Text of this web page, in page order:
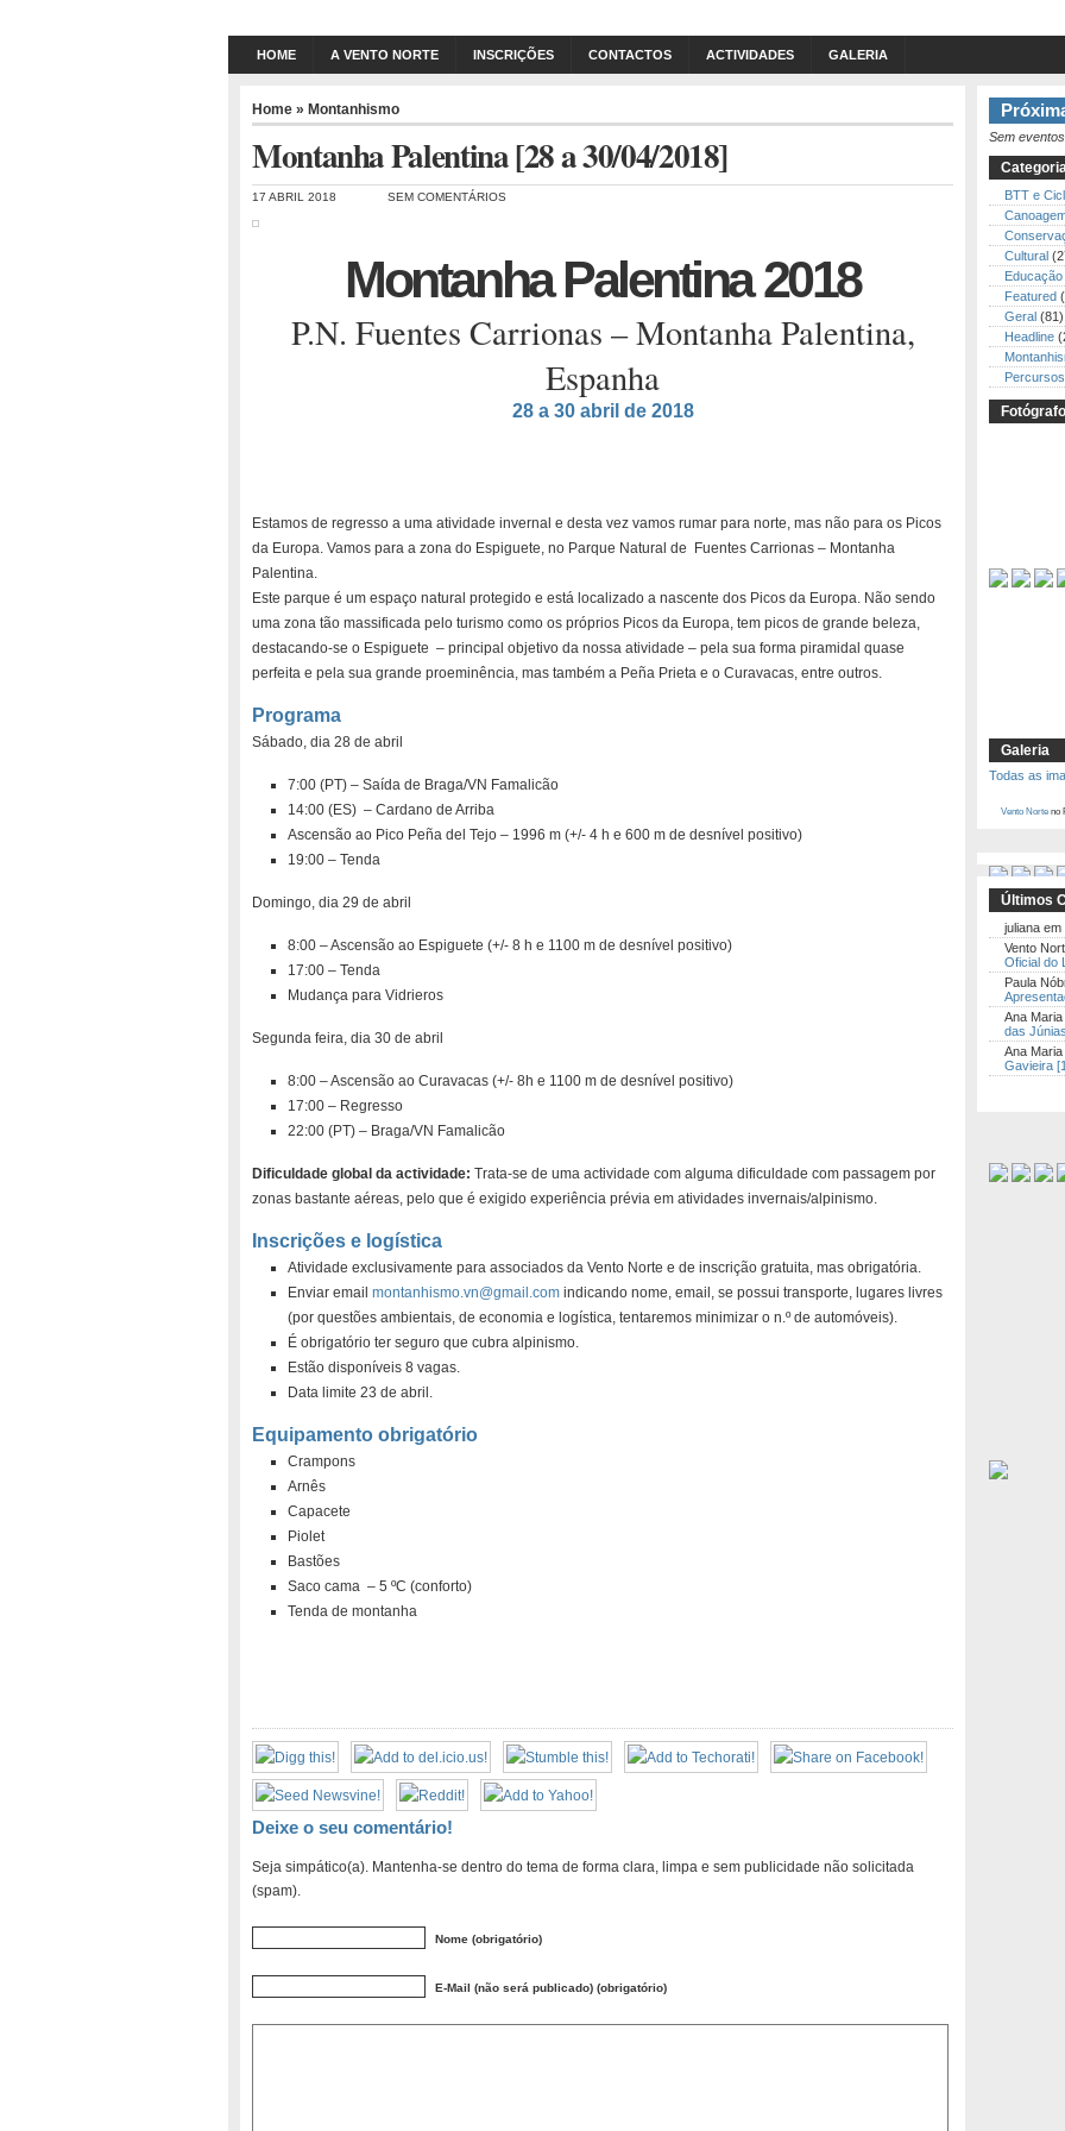
HOME A VENTO NORTE INSCRIÇÕES CONTACTOS ACTIVIDADES GALERIA
Home » Montanhismo
Montanha Palentina [28 a 30/04/2018]
17 ABRIL 2018 SEM COMENTÁRIOS
Montanha Palentina 2018
P.N. Fuentes Carrionas – Montanha Palentina,
Espanha
28 a 30 abril de 2018
Estamos de regresso a uma atividade invernal e desta vez vamos rumar para norte, mas não para os Picos
da Europa. Vamos para a zona do Espiguete, no Parque Natural de Fuentes Carrionas – Montanha
Palentina.
Este parque é um espaço natural protegido e está localizado a nascente dos Picos da Europa. Não sendo
uma zona tão massificada pelo turismo como os próprios Picos da Europa, tem picos de grande beleza,
destacando-se o Espiguete – principal objetivo da nossa atividade – pela sua forma piramidal quase
perfeita e pela sua grande proeminência, mas também a Peña Prieta e o Curavacas, entre outros.
Programa
Sábado, dia 28 de abril
7:00 (PT) – Saída de Braga/VN Famalicão
14:00 (ES) – Cardano de Arriba
Ascensão ao Pico Peña del Tejo – 1996 m (+/- 4 h e 600 m de desnível positivo)
19:00 – Tenda
Domingo, dia 29 de abril
8:00 – Ascensão ao Espiguete (+/- 8 h e 1100 m de desnível positivo)
17:00 – Tenda
Mudança para Vidrieros
Segunda feira, dia 30 de abril
8:00 – Ascensão ao Curavacas (+/- 8h e 1100 m de desnível positivo)
17:00 – Regresso
22:00 (PT) – Braga/VN Famalicão
Dificuldade global da actividade: Trata-se de uma actividade com alguma dificuldade com passagem por
zonas bastante aéreas, pelo que é exigido experiência prévia em atividades invernais/alpinismo.
Inscrições e logística
Atividade exclusivamente para associados da Vento Norte e de inscrição gratuita, mas obrigatória.
Enviar email montanhismo.vn@gmail.com indicando nome, email, se possui transporte, lugares livres
(por questões ambientais, de economia e logística, tentaremos minimizar o n.º de automóveis).
É obrigatório ter seguro que cubra alpinismo.
Estão disponíveis 8 vagas.
Data limite 23 de abril.
Equipamento obrigatório
Crampons
Arnês
Capacete
Piolet
Bastões
Saco cama – 5 ºC (conforto)
Tenda de montanha
Deixe o seu comentário!
Seja simpático(a). Mantenha-se dentro do tema de forma clara, limpa e sem publicidade não solicitada
(spam).
Nome (obrigatório)
E-Mail (não será publicado) (obrigatório)
Sem
BTT e
Cultural
Educação
Featured
Geral (81)
Headline
Percursos
Galeria
Todas as
Vento Norte no
Últimos
juliana em
Vento
Oficial do
Paula
Ana
das
Ana
Gavieira